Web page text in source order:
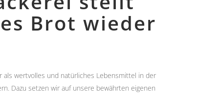
Brot wieder
als wertvolles und natürliches Lebensmittel in der
Dazu setzen wir auf unsere bewährten eigenen